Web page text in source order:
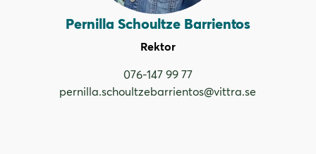
Pernilla Schoultze Barrientos
Rektor
076-147 99 77
pernilla.schoultzebarrientos@vittra.se